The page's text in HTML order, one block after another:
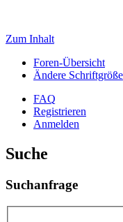
Zum Inhalt
Foren-Übersicht
Ändere Schriftgröße
FAQ
Registrieren
Anmelden
Suche
Suchanfrage